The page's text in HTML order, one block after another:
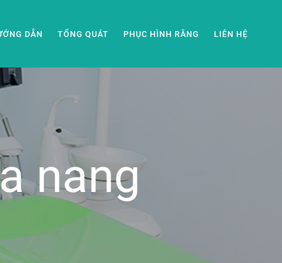
DẪN TỔNG QUÁT PHỤC HÌNH RĂNG LIÊN HỆ
nang